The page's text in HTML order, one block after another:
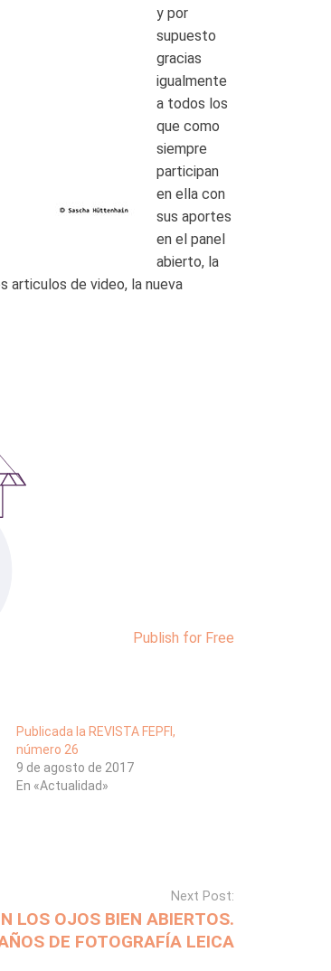
y por
supuesto
gracias
igualmente
a todos los
que como
siempre
participan
en ella con
sus aportes
en el panel
abierto, la
articulos de video, la nueva
Publish for Free
Publicada la REVISTA FEPFI,
número 26
9 de agosto de 2017
En «Actualidad»
Next Post:
LOS OJOS BIEN ABIERTOS.
DE FOTOGRAFÍA LEICA